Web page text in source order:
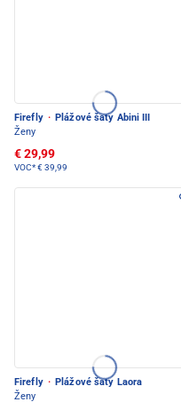
Firefly · Plážové šaty Abini III
Ženy
€ 29,99
VOC*€ 39,99
Firefly · Plážové šaty Laora
Ženy